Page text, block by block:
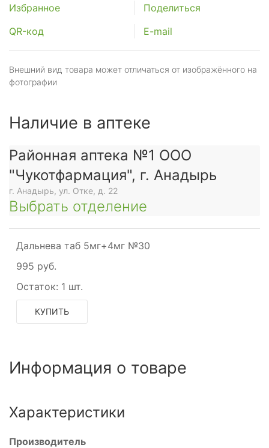
Избранное
Поделиться
QR-код
E-mail
Внешний вид товара может отличаться от изображённого на
фотографии
Наличие в аптеке
Районная аптека №1 ООО
"Чукотфармация", г. Анадырь
г. Анадырь, ул. Отке, д. 22
Выбрать отделение
Дальнева таб 5мг+4мг №30
995 руб.
Остаток: 1 шт.
КУПИТЬ
Информация о товаре
Характеристики
Производитель